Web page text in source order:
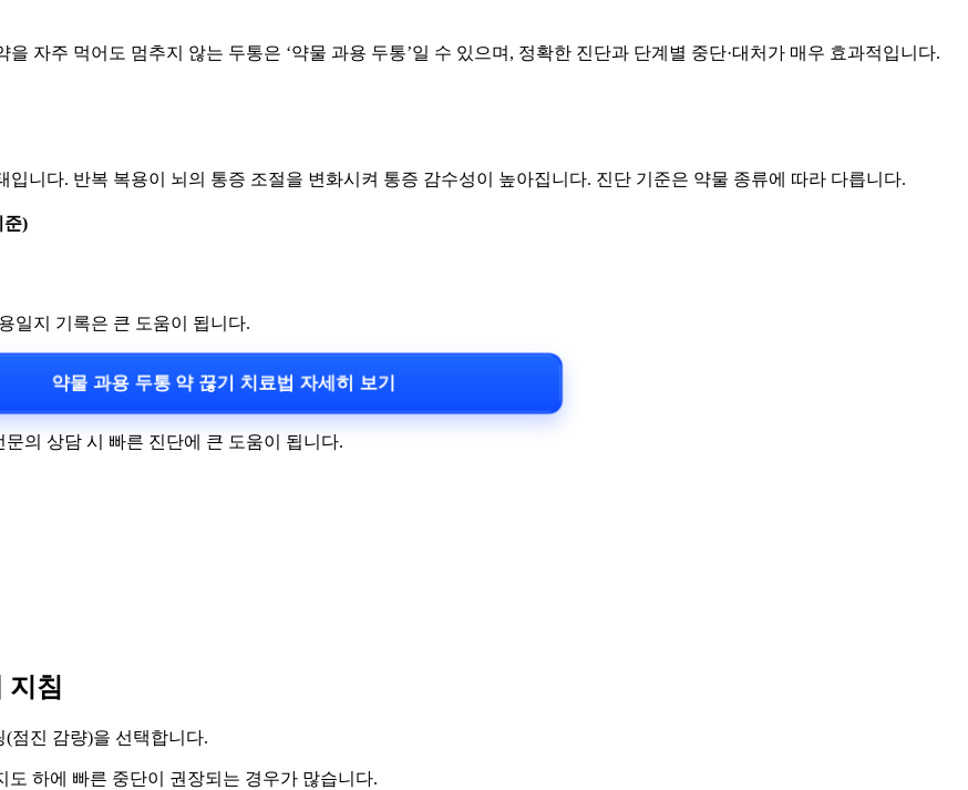
자주 먹어도 멈추지 않는 두통은 ‘약물 과용 두통’일 수 있으며, 정확한 진단과 단계별 중단·대처가 매우 효과적입니다.
니다. 반복 복용이 뇌의 통증 조절을 변화시켜 통증 감수성이 높아집니다. 진단 기준은 약물 종류에 따라 다릅니다.
준)
일지 기록은 큰 도움이 됩니다.
약물 과용 두통 약 끊기 치료법 자세히 보기
의 상담 시 빠른 진단에 큰 도움이 됩니다.
지침
점진 감량)을 선택합니다.
하에 빠른 중단이 권장되는 경우가 많습니다.